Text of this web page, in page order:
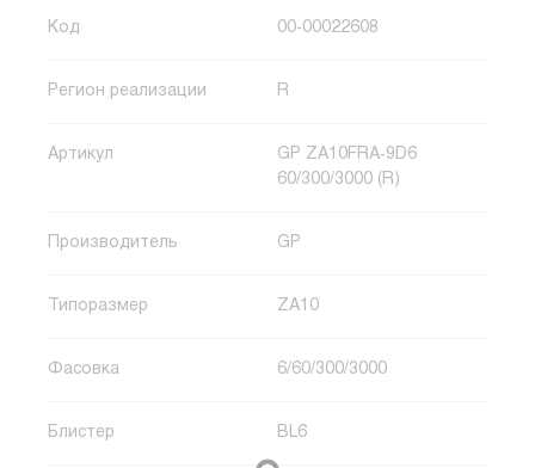
Код 00-00022608
Регион реализации R
Артикул
GP ZA10FRA-9D6
60/300/3000 (R)
Производитель GP
Типоразмер ZA10
Фасовка 6/60/300/3000
Блистер BL6